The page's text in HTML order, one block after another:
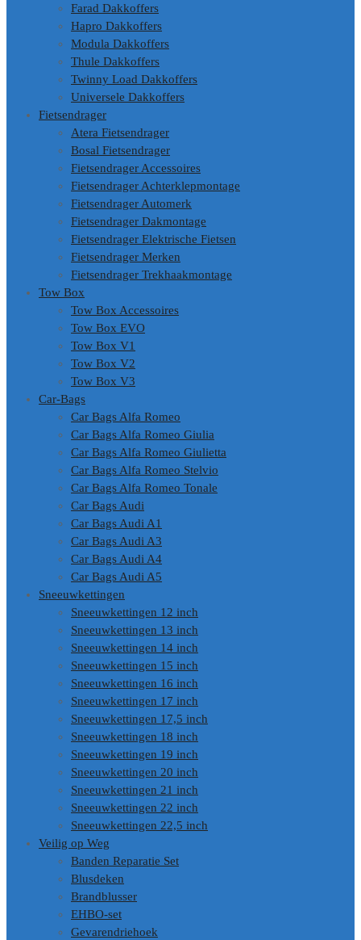
Farad Dakkoffers
Hapro Dakkoffers
Modula Dakkoffers
Thule Dakkoffers
Twinny Load Dakkoffers
Universele Dakkoffers
Fietsendrager
Atera Fietsendrager
Bosal Fietsendrager
Fietsendrager Accessoires
Fietsendrager Achterklepmontage
Fietsendrager Automerk
Fietsendrager Dakmontage
Fietsendrager Elektrische Fietsen
Fietsendrager Merken
Fietsendrager Trekhaakmontage
Tow Box
Tow Box Accessoires
Tow Box EVO
Tow Box V1
Tow Box V2
Tow Box V3
Car-Bags
Car Bags Alfa Romeo
Car Bags Alfa Romeo Giulia
Car Bags Alfa Romeo Giulietta
Car Bags Alfa Romeo Stelvio
Car Bags Alfa Romeo Tonale
Car Bags Audi
Car Bags Audi A1
Car Bags Audi A3
Car Bags Audi A4
Car Bags Audi A5
Sneeuwkettingen
Sneeuwkettingen 12 inch
Sneeuwkettingen 13 inch
Sneeuwkettingen 14 inch
Sneeuwkettingen 15 inch
Sneeuwkettingen 16 inch
Sneeuwkettingen 17 inch
Sneeuwkettingen 17,5 inch
Sneeuwkettingen 18 inch
Sneeuwkettingen 19 inch
Sneeuwkettingen 20 inch
Sneeuwkettingen 21 inch
Sneeuwkettingen 22 inch
Sneeuwkettingen 22,5 inch
Veilig op Weg
Banden Reparatie Set
Blusdeken
Brandblusser
EHBO-set
Gevarendriehoek